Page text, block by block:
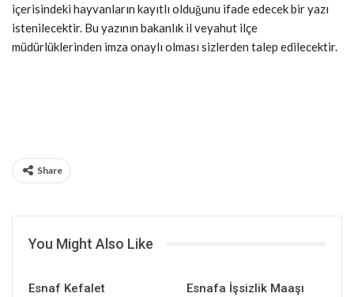
içerisindeki hayvanların kayıtlı olduğunu ifade edecek bir yazı
istenilecektir. Bu yazının bakanlık il veyahut ilçe
müdürlüklerinden imza onaylı olması sizlerden talep edilecektir.
Share
You Might Also Like
Esnaf Kefalet
Esnafa İşsizlik Maaşı